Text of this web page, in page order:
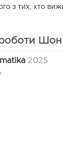
з тих, хто
2025